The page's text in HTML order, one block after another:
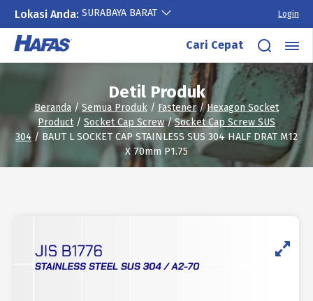
Lokasi Anda: SURABAYA BARAT Login
Lewati
konten
Cari Cepat
Detil Produk
Beranda/Semua Produk / Fastener/Hexagon Socket
Product/ Socket Cap Screw/Socket Cap Screw SUS
304 / BAUT L SOCKET CAP STAINLESS SUS 304 HALF DRAT M12
X 70mm P1.75